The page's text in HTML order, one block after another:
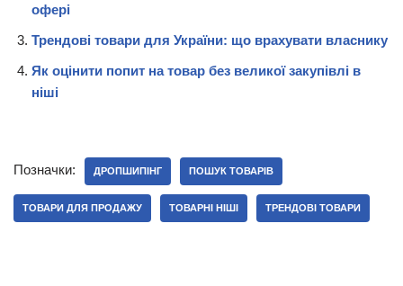
офері
Трендові товари для України: що врахувати власнику
Як оцінити попит на товар без великої закупівлі в
ніші
Позначки: ДРОПШИПІНГ ПОШУК ТОВАРІВ
ТОВАРИ ДЛЯ ПРОДАЖУ ТОВАРНІ НІШІ ТРЕНДОВІ ТОВАРИ